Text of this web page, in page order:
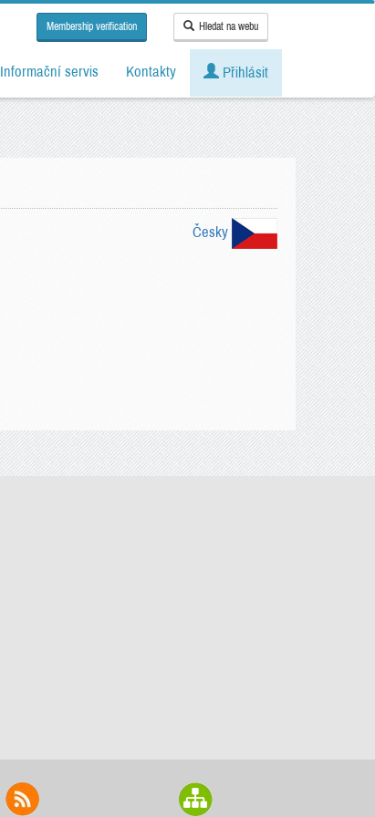
Membership verification Hledat na webu
Informační servis Kontakty Přihlásit
Česky